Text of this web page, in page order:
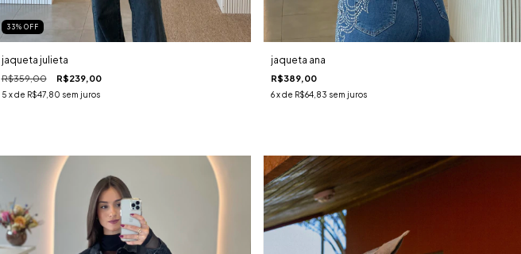
33% OFF
jaqueta julieta
R$359,00 R$239,00
5 x de R$47,80 sem juros
jaqueta ana
R$389,00
6x de R$64,83 sem juros